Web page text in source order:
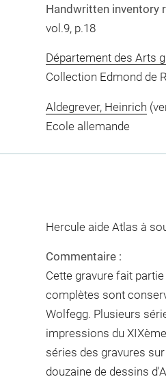
Handwritten inventory
vol.9, p.18
Département des Arts
Collection Edmond de
Aldegrever, Heinrich
Ecole allemande
Hercule aide Atlas à
Commentaire :
Cette gravure fait
complètes sont
Wolfegg. Plusieurs
impressions du
séries des gravures
douzaine de dessins